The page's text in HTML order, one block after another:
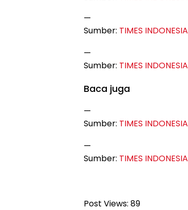
—
Sumber: TIMES INDONESIA
—
Sumber: TIMES INDONESIA
Baca juga
—
Sumber: TIMES INDONESIA
—
Sumber: TIMES INDONESIA
Post Views: 89